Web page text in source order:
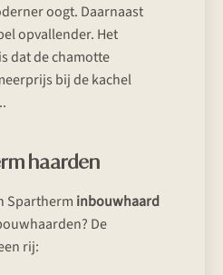
oogt. Daarnaast
opvallender. Het
dat de chamotte
bij de kachel
haarden
Spartherm inbouwhaard
De
rij: